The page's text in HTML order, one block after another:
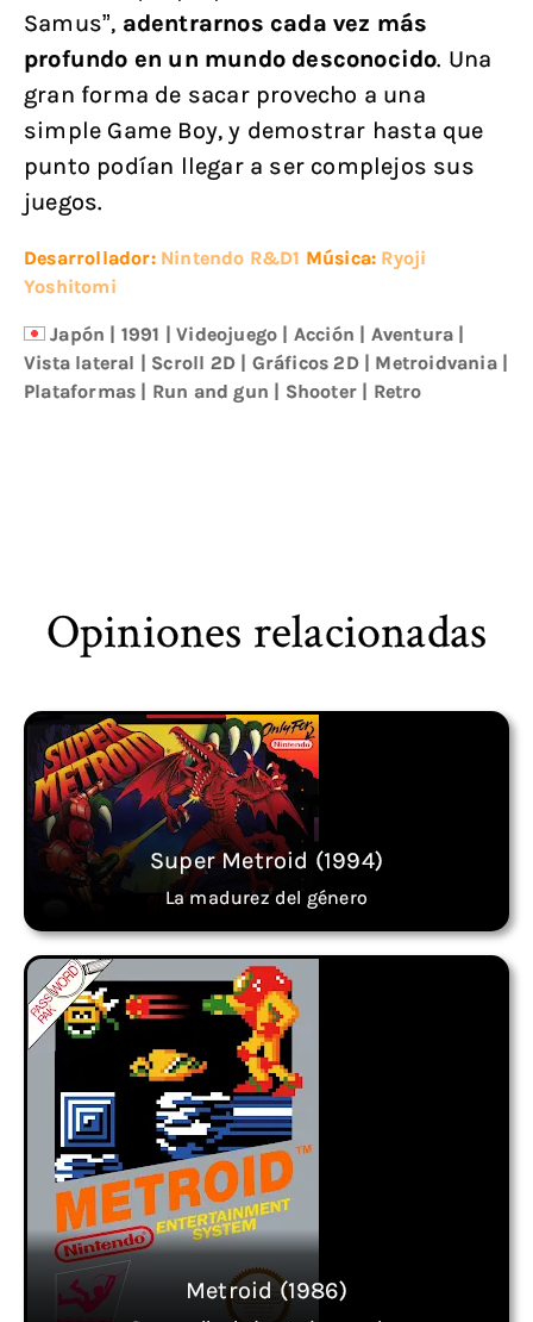
Samus”, adentrarnos cada vez más
profundo en un mundo desconocido. Una
gran forma de sacar provecho a una
simple Game Boy, y demostrar hasta que
punto podían llegar a ser complejos sus
juegos.
Desarrollador: Nintendo R&D1 Música: Ryoji
Yoshitomi
Japón | 1991 |Videojuego | Acción | Aventura |
Vista lateral | Scroll 2D | Gráficos 2D| Metroidvania|
Plataformas | Run and gun | Shooter | Retro
Opiniones relacionadas
Super Metroid (1994)
La madurez del género
Metroid (1986)